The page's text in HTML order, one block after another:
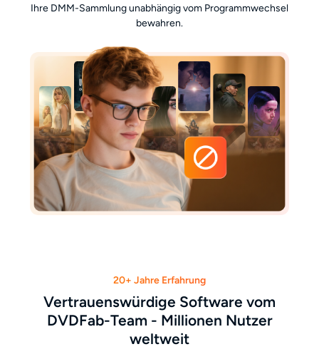
Ihre DMM-Sammlung unabhängig vom Programmwechsel
bewahren.
20+ Jahre Erfahrung
Vertrauenswürdige Software vom
DVDFab-Team - Millionen Nutzer
weltweit